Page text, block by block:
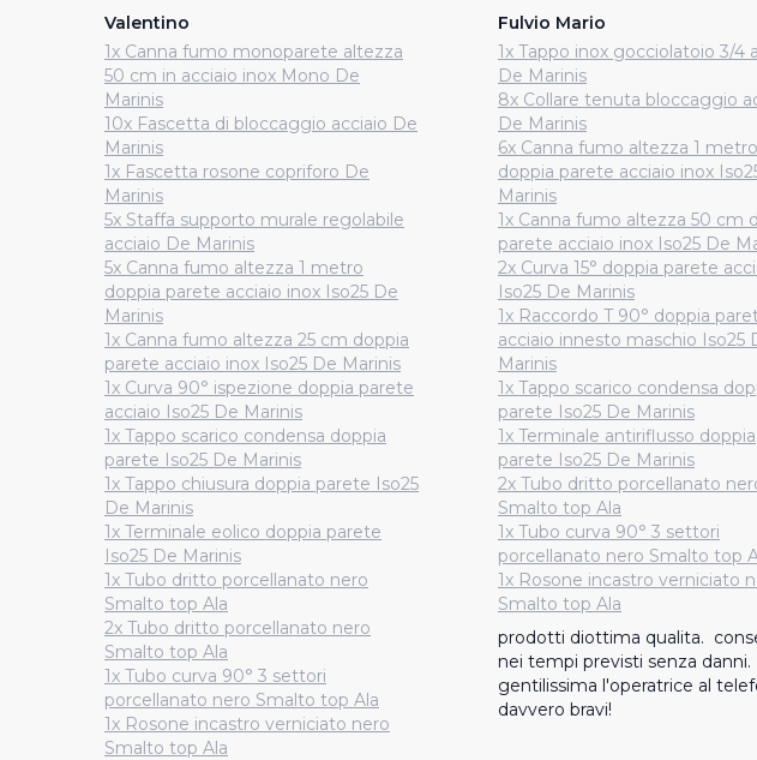
Valentino
1x Canna fumo monoparete altezza
50 cm in acciaio inox Mono De
Marinis
10x Fascetta di bloccaggio acciaio De
Marinis
1x Fascetta rosone copriforo De
Marinis
5x Staffa supporto murale regolabile
acciaio De Marinis
5x Canna fumo altezza 1 metro
doppia parete acciaio inox Iso25 De
Marinis
1x Canna fumo altezza 25 cm doppia
parete acciaio inox Iso25 De Marinis
1x Curva 90° ispezione doppia parete
acciaio Iso25 De Marinis
1x Tappo scarico condensa doppia
parete Iso25 De Marinis
1x Tappo chiusura doppia parete Iso25
De Marinis
1x Terminale eolico doppia parete
Iso25 De Marinis
1x Tubo dritto porcellanato nero
Smalto top Ala
2x Tubo dritto porcellanato nero
Smalto top Ala
1x Tubo curva 90° 3 settori
porcellanato nero Smalto top Ala
1x Rosone incastro verniciato nero
Smalto top Ala
Fulvio Mario
1x Tappo inox gocciolatoio 3/4
De Marinis
8x Collare tenuta bloccaggio
De Marinis
6x Canna fumo altezza 1 metro
doppia parete acciaio inox
Marinis
1x Canna fumo altezza 50 cm
parete acciaio inox Iso25 De
2x Curva 15° doppia parete
Iso25 De Marinis
1x Raccordo T 90° doppia
acciaio innesto maschio Iso25
Marinis
1x Tappo scarico condensa
parete Iso25 De Marinis
1x Terminale antiriflusso doppia
parete Iso25 De Marinis
2x Tubo dritto porcellanato
Smalto top Ala
1x Tubo curva 90° 3 settori
porcellanato nero Smalto top
1x Rosone incastro verniciato
Smalto top Ala
prodotti diottima qualita.
nei tempi previsti senza danni.
gentilissima l'operatrice al
davvero bravi!